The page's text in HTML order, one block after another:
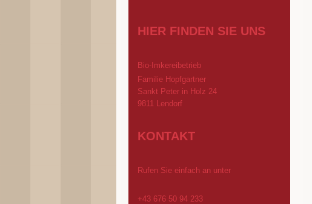
HIER FINDEN SIE UNS
Bio-Imkereibetrieb
Familie Hopfgartner
Sankt Peter in Holz 24
9811 Lendorf
KONTAKT
Rufen Sie einfach an unter
+43 676 50 94 233